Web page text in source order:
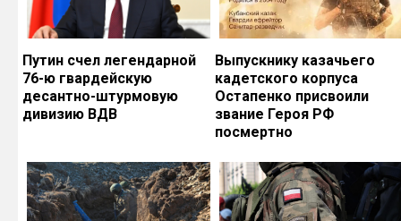
Путин счел легендарной
76-ю гвардейскую
десантно-штурмовую
дивизию ВДВ
Выпускнику казачьего
кадетского корпуса
Остапенко присвоили
звание Героя РФ
посмертно